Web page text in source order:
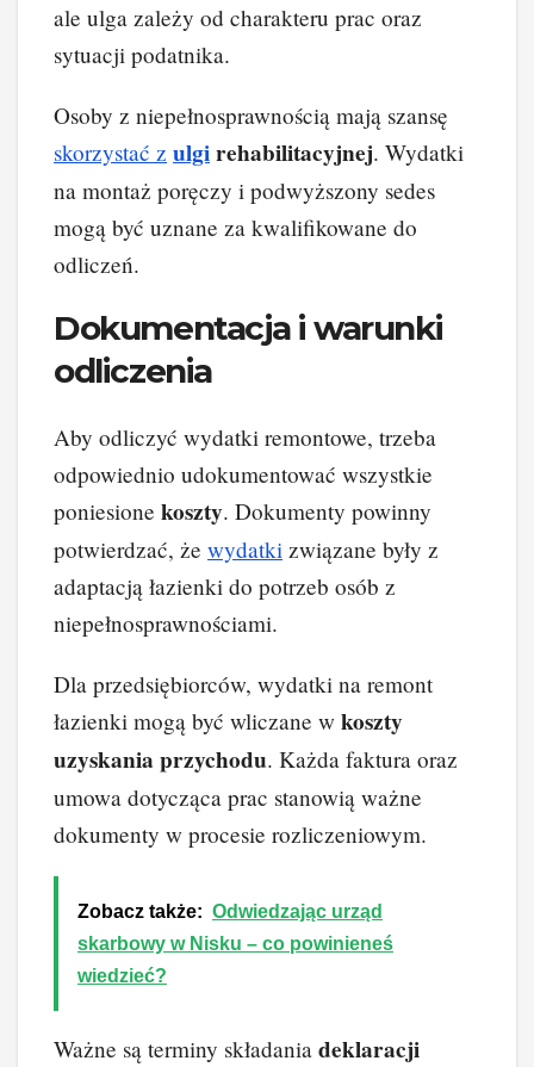
ale ulga zależy od charakteru prac oraz
sytuacji podatnika.
Osoby z niepełnosprawnością mają szansę
skorzystać z ulgirehabilitacyjnej. Wydatki
na montaż poręczy i podwyższony sedes
mogą być uznane za kwalifikowane do
odliczeń.
Dokumentacja i warunki
odliczenia
Aby odliczyć wydatki remontowe, trzeba
odpowiednio udokumentować wszystkie
poniesione koszty. Dokumenty powinny
potwierdzać, że wydatki związane były z
adaptacją łazienki do potrzeb osób z
niepełnosprawnościami.
Dla przedsiębiorców, wydatki na remont
łazienki mogą być wliczane w koszty
uzyskania przychodu. Każda faktura oraz
umowa dotycząca prac stanowią ważne
dokumenty w procesie rozliczeniowym.
Zobacz także: Odwiedzając urząd
skarbowy w Nisku – co powinieneś
wiedzieć?
Ważne są terminy składania deklaracji